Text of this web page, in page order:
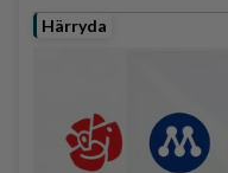
Härryda